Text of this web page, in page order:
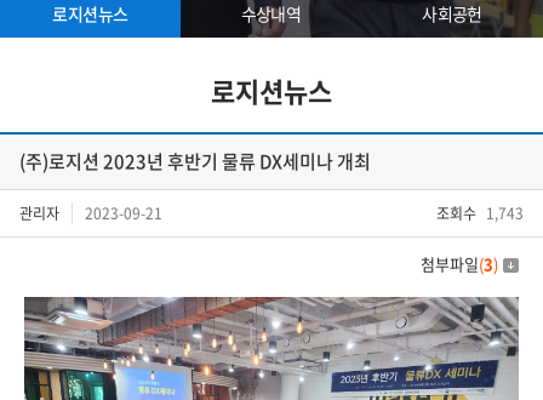
로지션뉴스 수상내역 사회공헌
로지션뉴스
(주)로지션 2023년 후반기 물류 DX세미나 개최
관리자 2023-09-21 조회수 1,743
첨부파일(3)